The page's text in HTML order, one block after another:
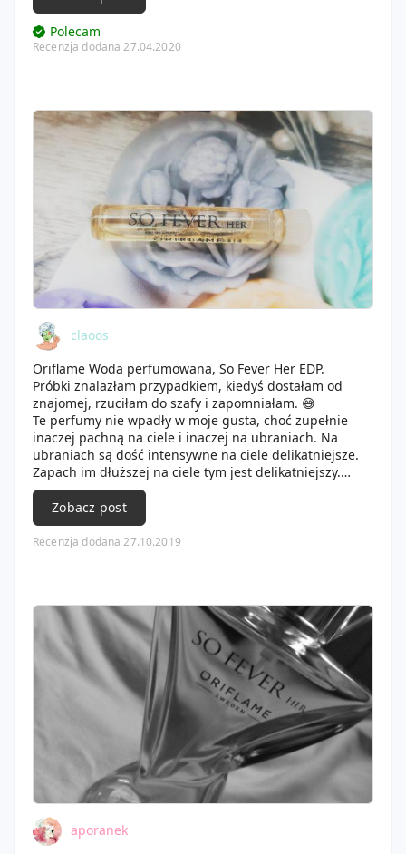
kosmetyczce.
Polecam
Recenzja dodana 27.04.2020
claoos
Oriflame Woda perfumowana, So Fever Her EDP.
Próbki znalazłam przypadkiem, kiedyś dostałam od
znajomej, rzuciłam do szafy i zapomniałam. 😅
Te perfumy nie wpadły w moje gusta, choć zupełnie
inaczej pachną na ciele i inaczej na ubraniach. Na
ubraniach są dość intensywne na ciele delikatniejsze.
Zapach im dłuższej na ciele tym jest delikatniejszy.
Trwały ale nie w moim stylu. Takie zapachy lubi moje
mama.
Zobacz post
Recenzja dodana 27.10.2019
aporanek